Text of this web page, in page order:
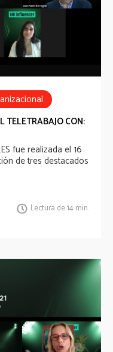
TELETRABAJO CON:
fue realizada el 16
de tres destacados
Lectura de 14 min.